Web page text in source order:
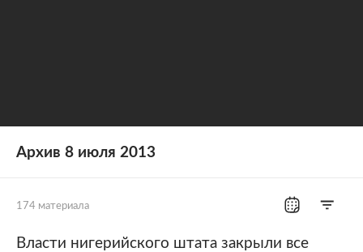
Архив 8 июля 2013
174 материала
Все рубрики Россия
Власти нигерийского штата закрыли все